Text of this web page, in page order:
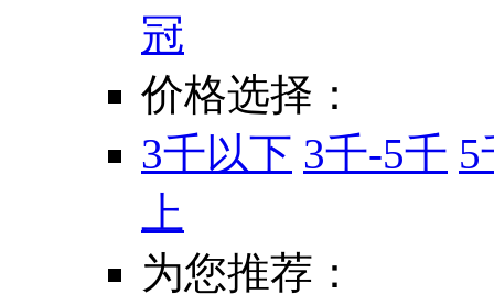
冠
价格选择：
3千以下 3千-5千 5
上
为您推荐：